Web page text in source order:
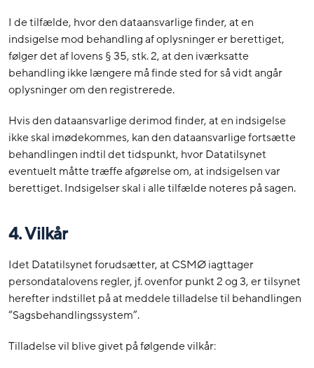
I de tilfælde, hvor den dataansvarlige finder, at en
indsigelse mod behandling af oplysninger er berettiget,
følger det af lovens § 35, stk. 2, at den iværksatte
behandling ikke længere må finde sted for så vidt angår
oplysninger om den registrerede.
Hvis den dataansvarlige derimod finder, at en indsigelse
ikke skal imødekommes, kan den dataansvarlige fortsætte
behandlingen indtil det tidspunkt, hvor Datatilsynet
eventuelt måtte træffe afgørelse om, at indsigelsen var
berettiget. Indsigelser skal i alle tilfælde noteres på sagen.
4. Vilkår
Idet Datatilsynet forudsætter, at CSMØ iagttager
persondatalovens regler, jf. ovenfor punkt 2 og 3, er tilsynet
herefter indstillet på at meddele tilladelse til behandlingen
“Sagsbehandlingssystem”.
Tilladelse vil blive givet på følgende vilkår: